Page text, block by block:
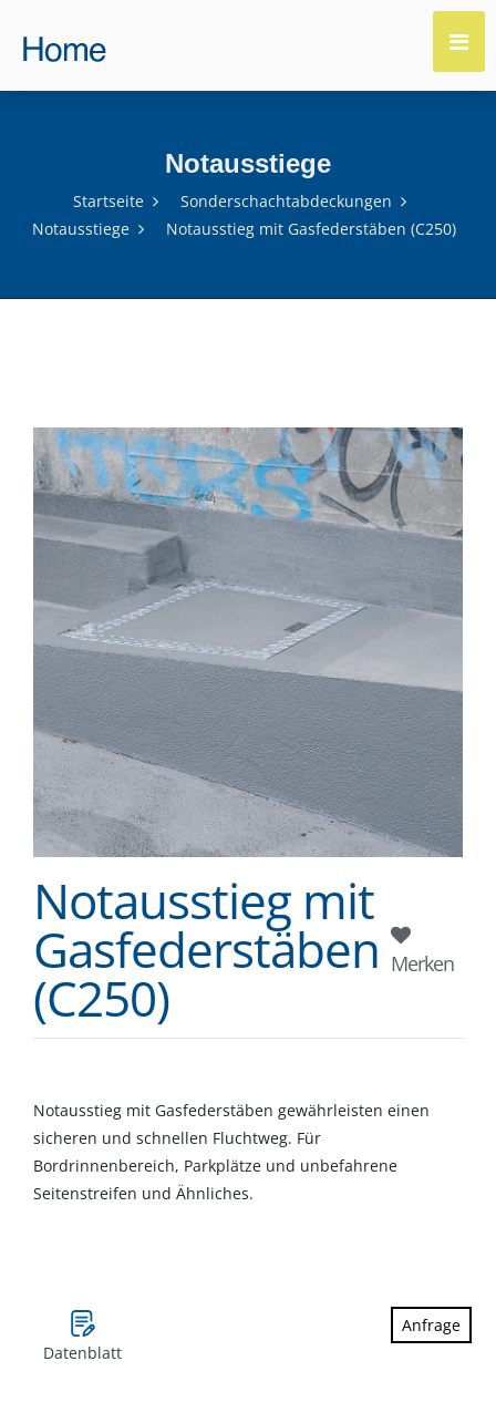
Notausstiege
Startseite
Sonderschachtabdeckungen
Notausstiege
Notausstieg mit Gasfederstäben (C250)
Notausstieg mit
Gasfederstäben
(C250)
Merken
Notausstieg mit Gasfederstäben gewährleisten einen
sicheren und schnellen Fluchtweg. Für
Bordrinnenbereich, Parkplätze und unbefahrene
Seitenstreifen und Ähnliches.
Datenblatt
Anfrage